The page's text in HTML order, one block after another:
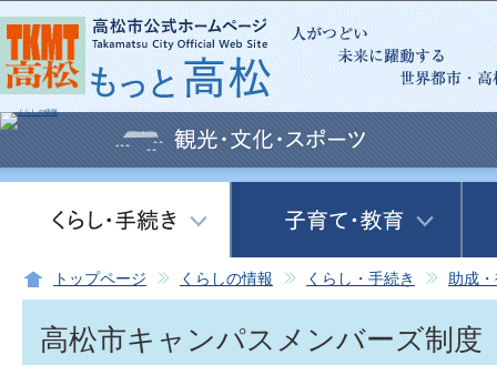
この
トップページ くらしの情報 くらし・手続き 助成
高松市キャンパスメンバーズ制度